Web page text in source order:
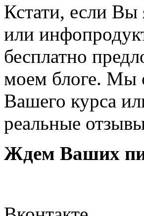
Кстати, если Вы
или
бесплатно
моем блоге. Мы
Вашего курса
реальные
Ждем Ваших